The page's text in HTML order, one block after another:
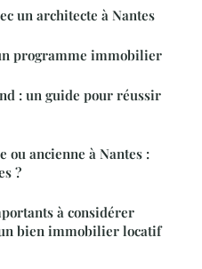
un architecte à Nantes
programme immobilier
: un guide pour réussir
ou ancienne à Nantes :
?
à considérer
bien immobilier locatif